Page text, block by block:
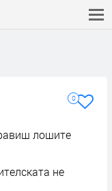
0
лошите
не